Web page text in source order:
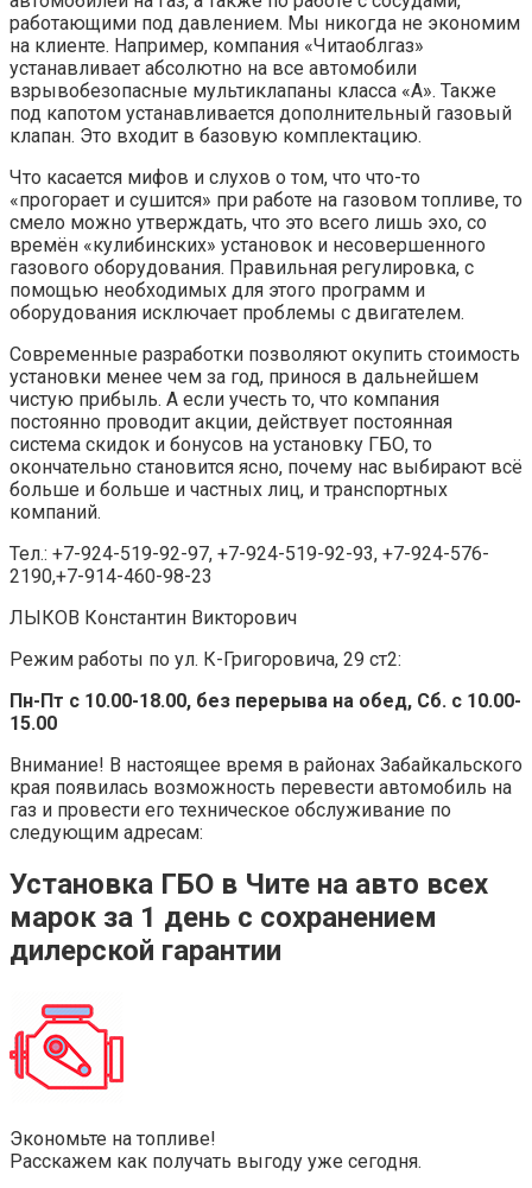
работающими под давлением. Мы никогда не экономим
на клиенте. Например, компания «Читаоблгаз»
устанавливает абсолютно на все автомобили
взрывобезопасные мультиклапаны класса «А». Также
под капотом устанавливается дополнительный газовый
клапан. Это входит в базовую комплектацию.
Что касается мифов и слухов о том, что что-то
«прогорает и сушится» при работе на газовом топливе, то
смело можно утверждать, что это всего лишь эхо, со
времён «кулибинских» установок и несовершенного
газового оборудования. Правильная регулировка, с
помощью необходимых для этого программ и
оборудования исключает проблемы с двигателем.
Современные разработки позволяют окупить стоимость
установки менее чем за год, принося в дальнейшем
чистую прибыль. А если учесть то, что компания
постоянно проводит акции, действует постоянная
система скидок и бонусов на установку ГБО, то
окончательно становится ясно, почему нас выбирают всё
больше и больше и частных лиц, и транспортных
компаний.
Тел.: +7-924-519-92-97, +7-924-519-92-93, +7-924-576-
2190,+7-914-460-98-23
ЛЫКОВ Константин Викторович
Режим работы по ул. К-Григоровича, 29 ст2:
Пн-Пт с 10.00-18.00, без перерыва на обед, Сб. с 10.00-
15.00
Внимание! В настоящее время в районах Забайкальского
края появилась возможность перевести автомобиль на
газ и провести его техническое обслуживание по
следующим адресам:
Установка ГБО в Чите на авто всех
марок за 1 день с сохранением
дилерской гарантии
Экономьте на топливе!
Расскажем как получать выгоду уже сегодня.